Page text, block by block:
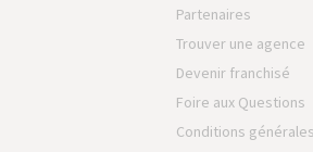
Partenaires
Trouver une agence
Devenir franchisé
Foire aux Questions
Conditions